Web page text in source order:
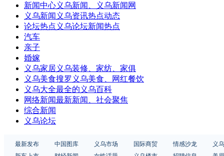
新闻中心义乌新闻、义乌新闻网
义乌新闻 义乌资讯热点动态
论坛热点 义乌论坛新闻热点
汽车
亲子
婚嫁
义乌家居义乌装修、家纺、家俱
义乌美食搜罗义乌美食、网红餐饮
义乌大全最全的义乌百科
网络新闻最新新闻、社会聚焦
综合新闻
义乌论坛
最新发布 中国图库 义乌市场 国际商贸 情感沙龙
义